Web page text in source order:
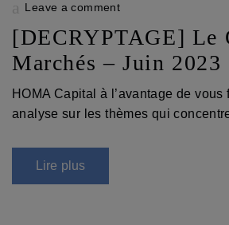
Leave a comment
[DECRYPTAGE] Le
Marchés – Juin 2023
HOMA Capital à l’avantage de
analyse sur les thèmes qui
Lire plus